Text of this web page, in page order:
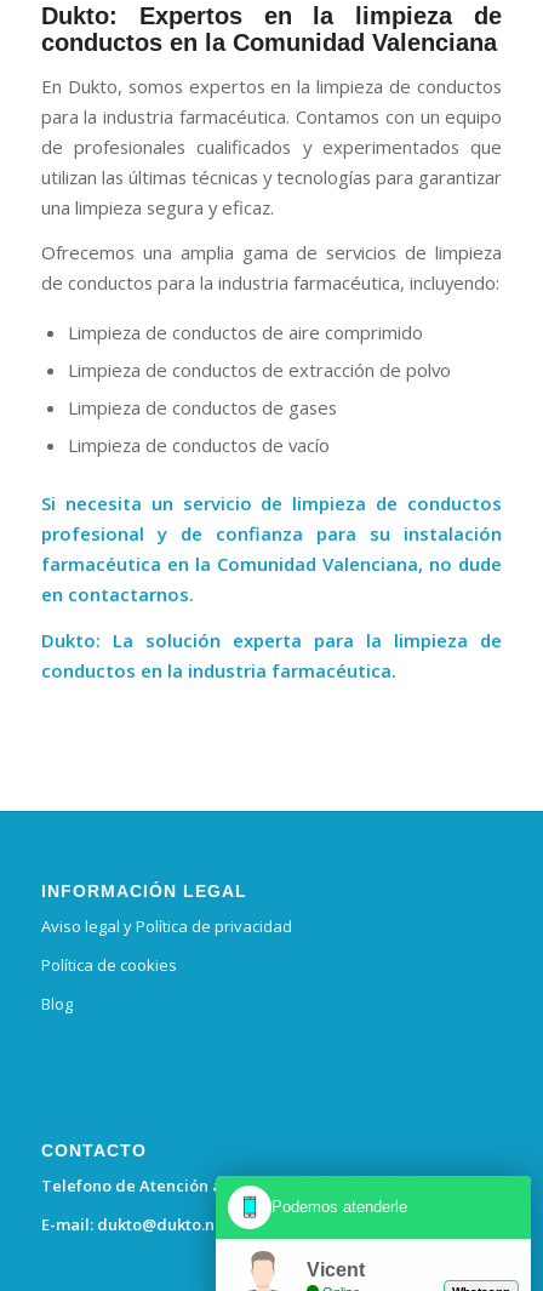
Dukto: Expertos en la limpieza de
conductos en la Comunidad Valenciana
En Dukto, somos expertos en la limpieza de conductos
para la industria farmacéutica. Contamos con un equipo
de profesionales cualificados y experimentados que
utilizan las últimas técnicas y tecnologías para garantizar
una limpieza segura y eficaz.
Ofrecemos una amplia gama de servicios de limpieza
de conductos para la industria farmacéutica, incluyendo:
Limpieza de conductos de aire comprimido
Limpieza de conductos de extracción de polvo
Limpieza de conductos de gases
Limpieza de conductos de vacío
Si necesita un servicio de limpieza de conductos
profesional y de confianza para su instalación
farmacéutica en la Comunidad Valenciana, no dude
en contactarnos.
Dukto: La solución experta para la limpieza de
conductos en la industria farmacéutica.
INFORMACIÓN LEGAL
Aviso legal y Política de privacidad
Política de cookies
Blog
CONTACTO
Telefono de Atención al Cliente: +34 910 35 32 84
E-mail: dukto@dukto.net– WEB:
Podemos atenderle
Vicent